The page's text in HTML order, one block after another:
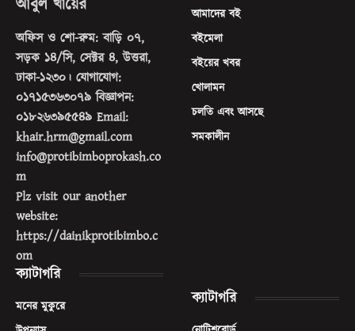
আবুল খায়ের
অফিস ও শো-রুম: বাড়ি ০৭,
সড়ক ১৪/সি, সেক্টর ৪, উত্তরা,
ঢাকা-১২৩০। যোগাযোগ:
০১৭১৫৩৬৩০৭৯ বিজ্ঞাপন:
০১৮২৬৩৯৫৫৪৯ Email:
khair.hrm@gmail.com
info@protibimboprokash.co
m
Plz visit our another
website:
https://dainikprotibimbo.c
om
আমাদের বই
বইমেলা
বইয়ের খবর
খোলামন
চলতি এবং আসছে
সমকালীন
ক্যাটাগরি
মনের মুকুরে
ক্যাটাগরি